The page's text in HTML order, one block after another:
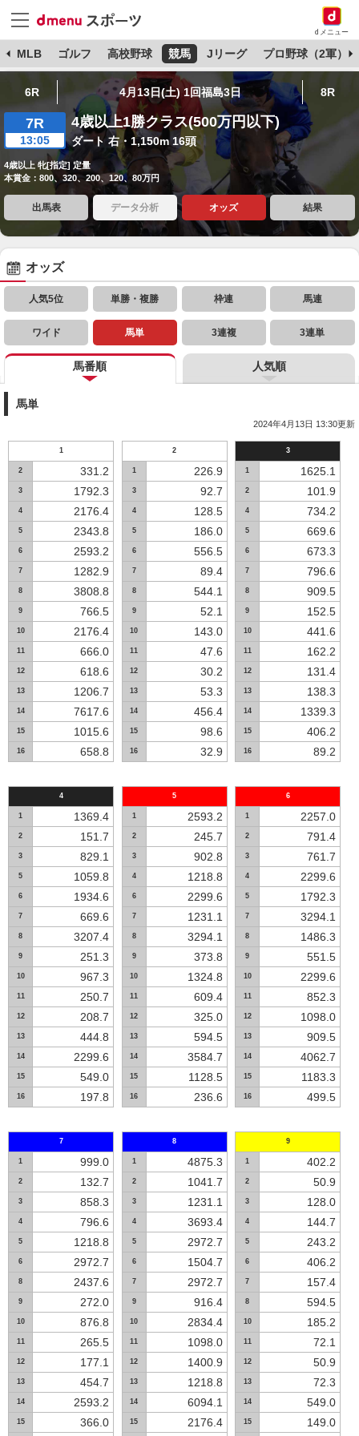
dメニュー
MLB ゴルフ 高校野球 競馬 Jリーグ プロ野球（2軍）
6R 4月13日(土) 1回福島3日 8R
7R
13:05
4歳以上1勝クラス(500万円以下)
ダート 右・1,150m 16頭
4歳以上 牝[指定] 定量
本賞金：800、320、200、120、80万円
出馬表 データ分析 オッズ 結果
オッズ
人気5位 単勝・複勝 枠連 馬連
ワイド 馬単 3連複 3連単
馬番順 人気順
馬単
2024年4月13日 13:30更新
1
2 331.2
3 1792.3
4 2176.4
5 2343.8
6 2593.2
7 1282.9
8 3808.8
9 766.5
10 2176.4
11 666.0
12 618.6
13 1206.7
14 7617.6
15 1015.6
16 658.8
2
1 226.9
3 92.7
4 128.5
5 186.0
6 556.5
7 89.4
8 544.1
9 52.1
10 143.0
11 47.6
12 30.2
13 53.3
14 456.4
15 98.6
16 32.9
3
1 1625.1
2 101.9
4 734.2
5 669.6
6 673.3
7 796.6
8 909.5
9 152.5
10 441.6
11 162.2
12 131.4
13 138.3
14 1339.3
15 406.2
16 89.2
4
1 1369.4
2 151.7
3 829.1
5 1059.8
6 1934.6
7 669.6
8 3207.4
9 251.3
10 967.3
11 250.7
12 208.7
13 444.8
14 2299.6
15 549.0
16 197.8
5
1 2593.2
2 245.7
3 902.8
4 1218.8
6 2299.6
7 1231.1
8 3294.1
9 373.8
10 1324.8
11 609.4
12 325.0
13 594.5
14 3584.7
15 1128.5
16 236.6
6
1 2257.0
2 791.4
3 761.7
4 2299.6
5 1792.3
7 3294.1
8 1486.3
9 551.5
10 2299.6
11 852.3
12 1098.0
13 909.5
14 4062.7
15 1183.3
16 499.5
7
1 999.0
2 132.7
3 858.3
4 796.6
5 1218.8
6 2972.7
8 2437.6
9 272.0
10 876.8
11 265.5
12 177.1
13 454.7
14 2593.2
15 366.0
8
1 4875.3
2 1041.7
3 1231.1
4 3693.4
5 2972.7
6 1504.7
7 2972.7
9 916.4
10 2834.4
11 1098.0
12 1400.9
13 1218.8
14 6094.1
15 2176.4
9
1 402.2
2 50.9
3 128.0
4 144.7
5 243.2
6 406.2
7 157.4
8 594.5
10 185.2
11 72.1
12 50.9
13 72.3
14 549.0
15 149.0